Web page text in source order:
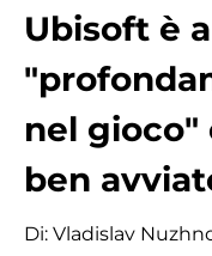
Ubisoft è
nel gioco"
ben
Di: Vladislav